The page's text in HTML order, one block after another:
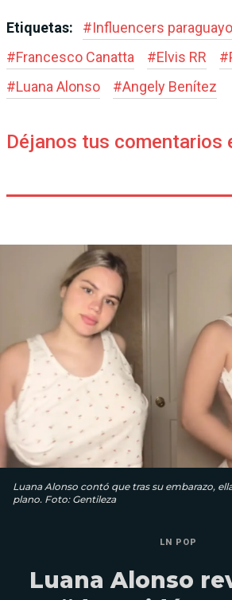
Etiquetas: #Influencers
#Francesco Canatta #Elvis RR #
#Luana Alonso #Angely Benítez
Déjanos tus comentarios
Luana Alonso contó que tras su embarazo,
plano. Foto: Gentileza
LN POP
Luana Alonso